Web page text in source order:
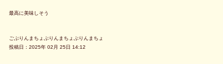
最高に美味しそう
ごぶりんまちょぶりんまちょぶりんまちょ
投稿日：2025年 02月 25日 14:12